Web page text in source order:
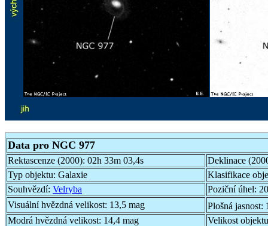
Data pro NGC 977
Rektascenze (2000): 02h 33m 03,4s
Deklinace
Typ objektu: Galaxie
Klasifikace
Souhvězdí: Velryba Poziční úhel:
Visuální hvězdná velikost: 13,5 mag Plošná jasnost:
Modrá hvězdná velikost: 14,4 mag
Velikost